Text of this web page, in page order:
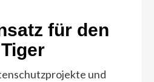
für den
und